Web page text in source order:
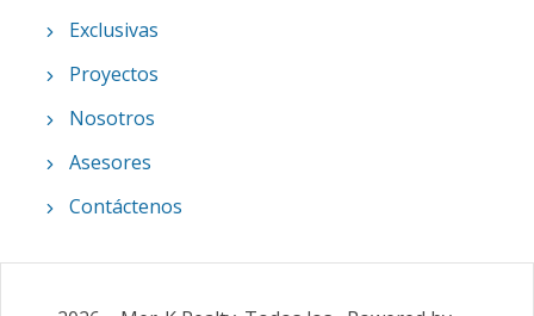
Exclusivas
Proyectos
Nosotros
Asesores
Contáctenos